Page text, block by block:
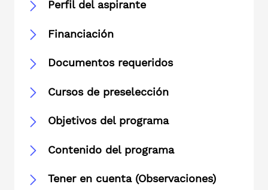
Perfil del aspirante
Financiación
Documentos requeridos
Cursos de preselección
Objetivos del programa
Contenido del programa
Tener en cuenta (Observaciones)